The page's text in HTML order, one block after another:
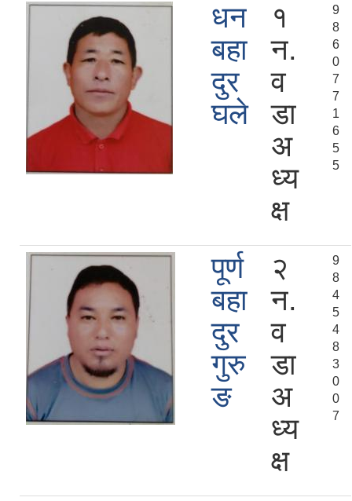
धन
बहा
दुर
घले
१
न.
व
डा
अ
ध्य
क्ष
9
8
6
0
7
7
1
6
5
5
पूर्ण
बहा
दुर
गुरु
ङ
२
न.
व
डा
अ
ध्य
क्ष
9
8
4
5
4
8
3
0
0
7